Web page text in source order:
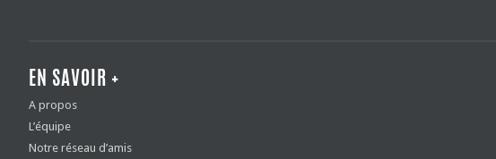
EN SAVOIR +
A propos
L’équipe
Notre réseau d’amis